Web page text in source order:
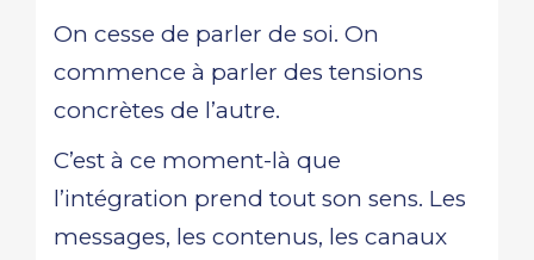
On cesse de parler de soi. On
commence à parler des tensions
concrètes de l’autre.
C’est à ce moment-là que
l’intégration prend tout son sens. Les
messages, les contenus, les canaux